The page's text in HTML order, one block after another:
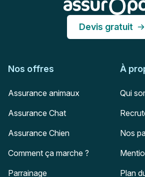
Devis gratuit
Nos offres
Assurance animaux
Assurance Chat
Assurance Chien
Comment ça marche ?
Parrainage
À
Qui
Nos
Plan